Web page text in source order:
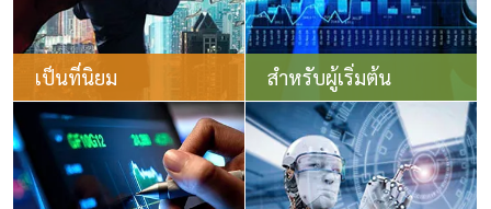
เป็นที่นิยม สำหรับผู้เริ่มต้น